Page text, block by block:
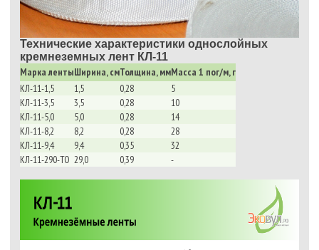
Технические характеристики однослойных
кремнеземных лент КЛ-11
Марка лентыШирина, смТолщина, ммМасса 1 пог/м, г
КЛ-11-1,5
1,5 0,28
5
КЛ-11-3,5
3,5 0,28
10
КЛ-11-5,0
5,0 0,28
14
КЛ-11-8,2
8,2 0,28
28
КЛ-11-9,4
9,4 0,35
32
КЛ-11-290-ТО 29,0 0,39 -